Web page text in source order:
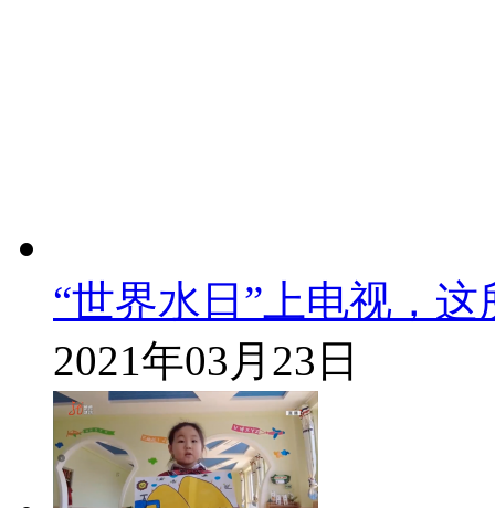
“世界水日”上电视，这
2021年03月23日